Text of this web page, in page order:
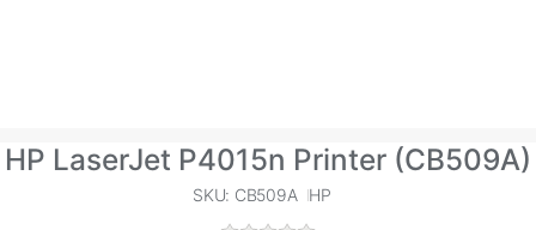
HP LaserJet P4015n Printer (CB509A)
SKU: CB509A HP